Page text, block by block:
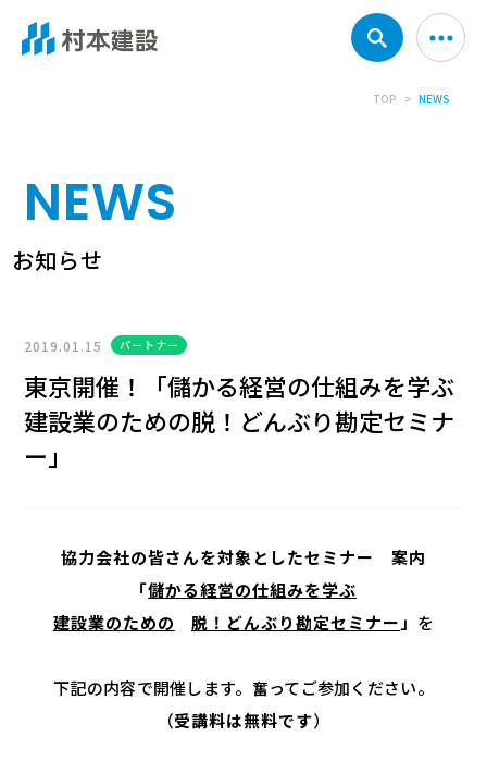
TOP NEWS
NEWS
お知らせ
2019.01.15 パートナー
東京開催！「儲かる経営の仕組みを学ぶ
建設業のための脱！どんぶり勘定セミナ
ー」
協力会社の皆さんを対象としたセミナー 案内
「儲かる経営の仕組みを学ぶ
建設業のための
脱！どんぶり勘定セミナー 」 を
下記の内容で開催します。奮ってご参加ください。
（受講料は無料です）